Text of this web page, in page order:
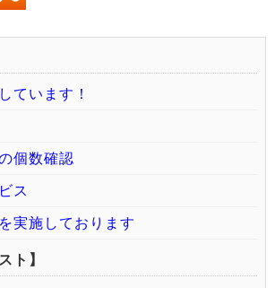
ています！
個数確認
ス
実施しております
ト】